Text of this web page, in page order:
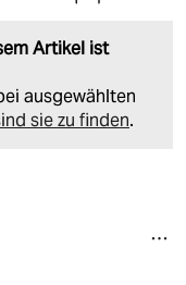
Artikel ist
ausgewählten
sie zu finden.